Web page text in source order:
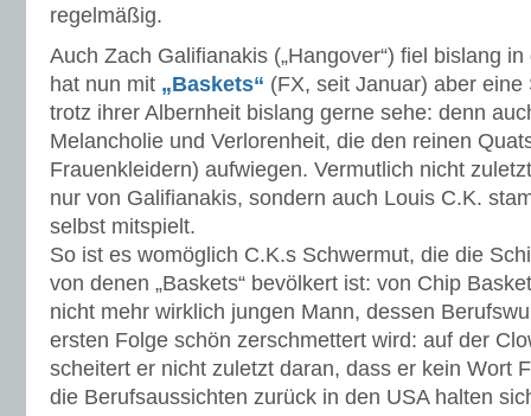
regelmäßig.
Auch Zach Galifianakis („Hangover“) fiel bislang
hat nun mit „Baskets“ (FX, seit Januar) aber
trotz ihrer Albernheit bislang gerne sehe: denn
Melancholie und Verlorenheit, die den reinen
Frauenkleidern) aufwiegen. Vermutlich nicht
nur von Galifianakis, sondern auch Louis C.K.
selbst mitspielt.
So ist es womöglich C.K.s Schwermut, die die
von denen „Baskets“ bevölkert ist: von Chip
nicht mehr wirklich jungen Mann, dessen
ersten Folge schön zerschmettert wird: auf der
scheitert er nicht zuletzt daran, dass er kein Wort
die Berufsaussichten zurück in den USA halten